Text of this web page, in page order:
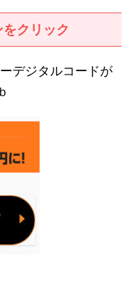
クリック
デジタルコードが